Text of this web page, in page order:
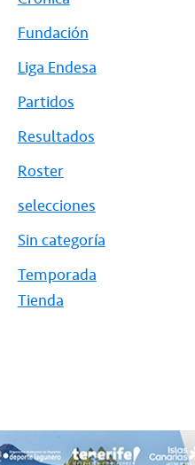
Fundación
Liga Endesa
Partidos
Resultados
Roster
selecciones
Sin categoría
Temporada
Tienda